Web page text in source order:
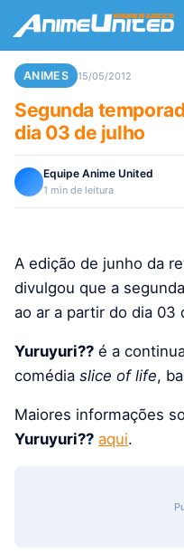
ANIMES 15/05/2012
Segunda
dia 03 de julho
Equipe Anime United
1 min de leitura
A edição de junho da
divulgou que a
ao ar a partir do dia 03
Yuruyuri?? é a
comédia slice of life,
Maiores informações
Yuruyuri?? aqui.